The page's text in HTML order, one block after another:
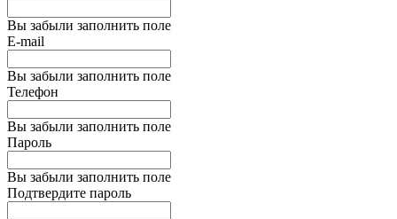
Вы забыли заполнить поле
E-mail
Вы забыли заполнить поле
Телефон
Вы забыли заполнить поле
Пароль
Вы забыли заполнить поле
Подтвердите пароль